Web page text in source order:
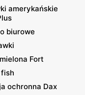
amerykańskie
biurowe
Fort
ochronna Dax